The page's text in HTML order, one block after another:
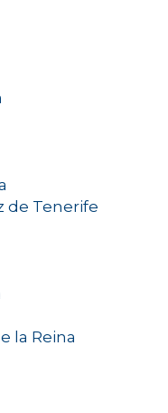
de Tenerife
la Reina